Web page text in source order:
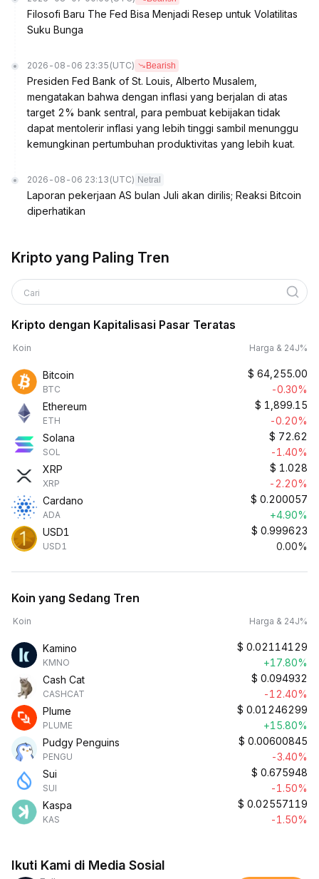
Filosofi Baru The Fed Bisa Menjadi Resep untuk Volatilitas
Suku Bunga
2026-08-06 23:35 (UTC) Bearish
Presiden Fed Bank of St. Louis, Alberto Musalem,
mengatakan bahwa dengan inflasi yang berjalan di atas
target 2% bank sentral, para pembuat kebijakan tidak
dapat mentolerir inflasi yang lebih tinggi sambil menunggu
kemungkinan pertumbuhan produktivitas yang lebih kuat.
2026-08-06 23:13 (UTC) Netral
Laporan pekerjaan AS bulan Juli akan dirilis; Reaksi Bitcoin
diperhatikan
Kripto yang Paling Tren
Cari
Kripto dengan Kapitalisasi Pasar Teratas
Koin Harga & 24J%
Bitcoin
BTC
$ 64,255.00
-0.30%
Ethereum
ETH
$ 1,899.15
-0.20%
Solana
SOL
$ 72.62
-1.40%
XRP
XRP
$ 1.028
-2.20%
Cardano
ADA
$ 0.200057
+4.90%
USD1
USD1
$ 0.999623
0.00%
Koin yang Sedang Tren
Koin Harga & 24J%
Kamino
KMNO
$ 0.02114129
+17.80%
Cash Cat
CASHCAT
$ 0.094932
-12.40%
Plume
PLUME
$ 0.01246299
+15.80%
Pudgy Penguins
PENGU
$ 0.00600845
-3.40%
Sui
SUI
$ 0.675948
-1.50%
Kaspa
KAS
$ 0.02557119
-1.50%
Ikuti Kami di Media Sosial